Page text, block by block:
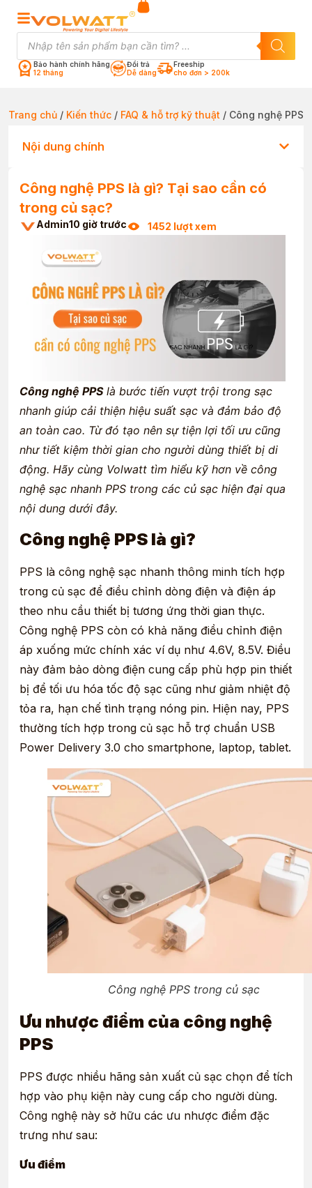
Bảo hành chính hãng
12 tháng
Đổi trả
Dễ dàng
Freeship
cho đơn > 200k
Trang chủ / Kiến thức / FAQ & hỗ trợ kỹ thuật / Công nghệ PPS
Nội dung chính
Công nghệ PPS là gì? Tại sao cần có
trong củ sạc?
Admin10 giờ trước 1452 lượt xem
Công nghệ PPSlà bước tiến vượt trội trong sạc
nhanh giúp cải thiện hiệu suất sạc và đảm bảo độ
an toàn cao. Từ đó tạo nên sự tiện lợi tối ưu cũng
như tiết kiệm thời gian cho người dùng thiết bị di
động. Hãy cùng Volwatt tìm hiểu kỹ hơn về công
nghệ sạc nhanh PPS trong các củ sạc hiện đại qua
nội dung dưới đây.
Công nghệ PPS là gì?
PPS là công nghệ sạc nhanh thông minh tích hợp
trong củ sạc để điều chỉnh dòng điện và điện áp
theo nhu cầu thiết bị tương ứng thời gian thực.
Công nghệ PPS còn có khả năng điều chỉnh điện
áp xuống mức chính xác ví dụ như 4.6V, 8.5V. Điều
này đảm bảo dòng điện cung cấp phù hợp pin thiết
bị để tối ưu hóa tốc độ sạc cũng như giảm nhiệt độ
tỏa ra, hạn chế tình trạng nóng pin. Hiện nay, PPS
thường tích hợp trong củ sạc hỗ trợ chuẩn USB
Power Delivery 3.0 cho smartphone, laptop, tablet.
Công nghệ PPS trong củ sạc
Ưu nhược điểm của công nghệ
PPS
PPS được nhiều hãng sản xuất củ sạc chọn để tích
hợp vào phụ kiện này cung cấp cho người dùng.
Công nghệ này sở hữu các ưu nhược điểm đặc
trưng như sau:
Ưu điểm